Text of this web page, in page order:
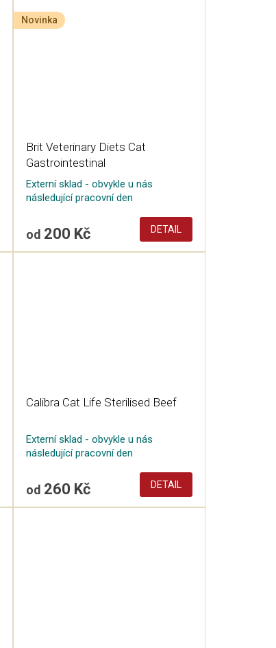
Novinka
Brit Veterinary Diets Cat
Gastrointestinal
Externí sklad - obvykle u nás
následující pracovní den
od200 Kč DETAIL
Calibra Cat Life Sterilised Beef
Externí sklad - obvykle u nás
následující pracovní den
od260 Kč DETAIL